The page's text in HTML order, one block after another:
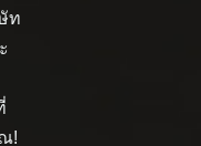
ท
!